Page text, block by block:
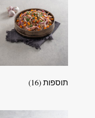
תוספות(16)